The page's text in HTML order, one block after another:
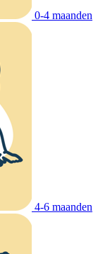
0-4 maanden
4-6 maanden